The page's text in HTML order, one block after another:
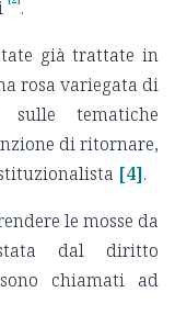
.
già trattate in
rosa variegata di
sulle tematiche
di ritornare,
[4].
le mosse da
dal diritto
chiamati ad